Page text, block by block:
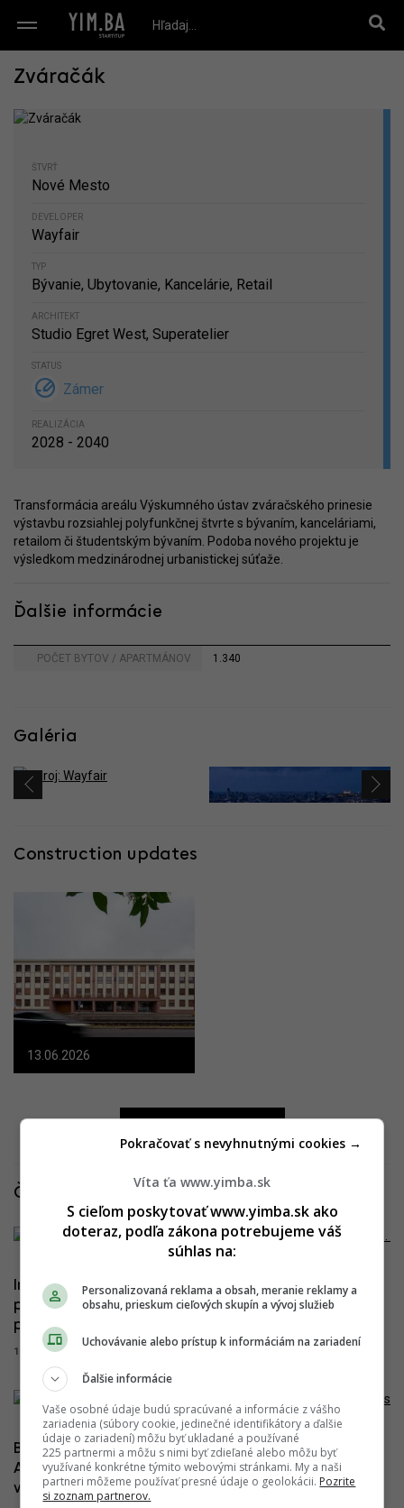
Zváračák
ŠTVRŤ
Nové Mesto
DEVELOPER
Wayfair
TYP
Bývanie, Ubytovanie, Kancelárie, Retail
ARCHITEKT
Studio Egret West, Superatelier
STATUS
Zámer
REALIZÁCIA
2028 - 2040
Transformácia areálu Výskumného ústav zváračského prinesie
výstavbu rozsiahlej polyfunkčnej štvrte s bývaním, kanceláriami,
retailom či študentským bývaním. Podoba nového projektu je
výsledkom medzinárodnej urbanistickej súťaže.
Ďalšie informácie
POČET BYTOV / APARTMÁNOV 1.340
Galéria
Construction updates
13.06.2026
Články k projektu
Industriálny duch, nová dominanta a
prepracovaný urbanizmus. Odhalená je nová
podoba Zváračáku, sľubuje kvalitnú mestskú štvrť
19.06.2026 10:41:57 ADRIAN GUBČO
Bratislavský brownfield s nádychom Londýna?
Architektonická súťaž na Zváračák pozná
víťazov, návrh predstavia neskôr
Víta ťa www.yimba.sk
S cieľom poskytovať www.yimba.sk ako
doteraz, podľa zákona potrebujeme váš
súhlas na:
Personalizovaná reklama a obsah, meranie reklamy a
obsahu, prieskum cieľových skupín a vývoj služieb
Uchovávanie alebo prístup k informáciám na zariadení
Ďalšie informácie
Vaše osobné údaje budú spracúvané a informácie z vášho
zariadenia (súbory cookie, jedinečné identifikátory a ďalšie
údaje o zariadení) môžu byť ukladané a používané
225 partnermi a môžu s nimi byť zdieľané alebo môžu byť
využívané konkrétne týmito webovými stránkami. My a naši
partneri môžeme používať presné údaje o geolokácii. Pozrite
si zoznam partnerov.
Pokračovať s nevyhnutnými cookies →